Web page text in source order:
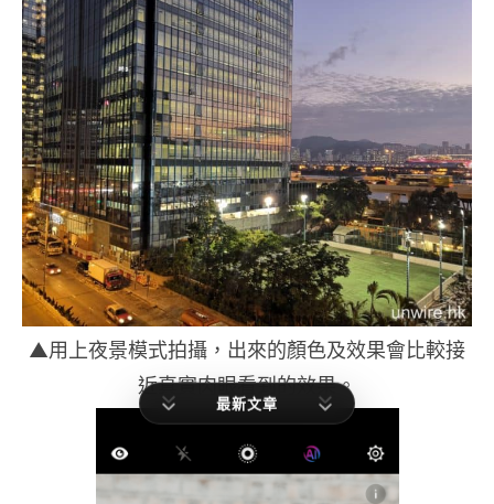
▲用上夜景模式拍攝，出來的顏色及效果會比較接
近真實肉眼看到的效果。
最新文章